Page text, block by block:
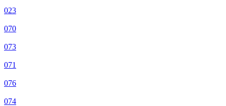
023
070
073
071
076
074